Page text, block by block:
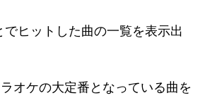
でヒットした曲の一覧を表示出
オケの大定番となっている曲を